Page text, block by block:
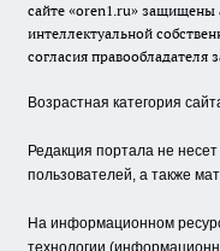
сайте «oren1.ru» защищены
интеллектуальной
согласия правообладателя
Возрастная категория
Редакция портала не
пользователей, а также
На информационном